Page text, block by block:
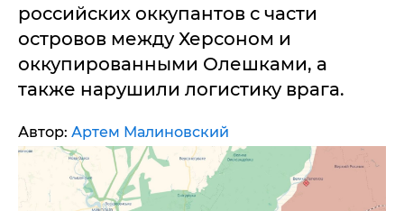
российских оккупантов с части
островов между Херсоном и
оккупированными Олешками, а
также нарушили логистику врага.
Автор: Артем Малиновский